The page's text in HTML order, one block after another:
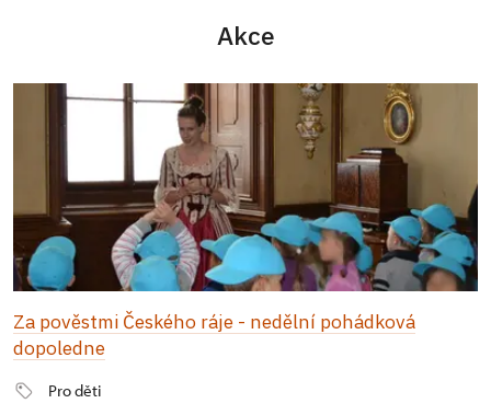
Akce
Za pověstmi Českého ráje - nedělní pohádková
dopoledne
Pro děti